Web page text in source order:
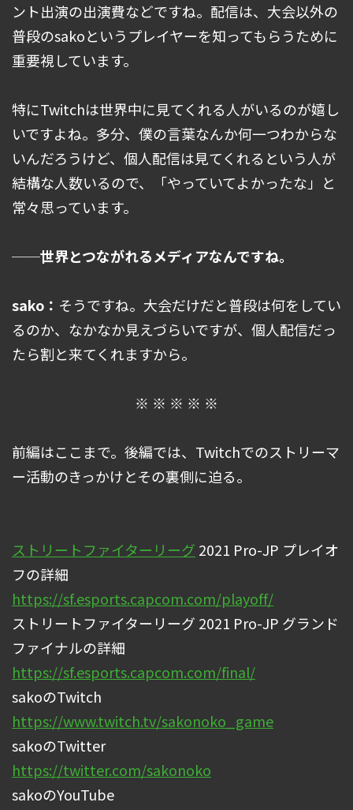
ント出演の出演費などですね。配信は、大会以外の
普段のsakoというプレイヤーを知ってもらうために
重要視しています。
特にTwitchは世界中に見てくれる人がいるのが嬉し
いですよね。多分、僕の言葉なんか何一つわからな
いんだろうけど、個人配信は見てくれるという人が
結構な人数いるので、「やっていてよかったな」と
常々思っています。
──世界とつながれるメディアなんですね。
sako： そうですね。大会だけだと普段は何をしてい
るのか、なかなか見えづらいですが、個人配信だっ
たら割と来てくれますから。
※ ※ ※ ※ ※
前編はここまで。後編では、Twitchでのストリーマ
ー活動のきっかけとその裏側に迫る。
ストリートファイターリーグ 2021 Pro-JP プレイオ
フの詳細
https://sf.esports.capcom.com/playoff/
ストリートファイターリーグ 2021 Pro-JP グランド
ファイナルの詳細
https://sf.esports.capcom.com/final/
sakoのTwitch
https://www.twitch.tv/sakonoko_game
sakoのTwitter
https://twitter.com/sakonoko
sakoのYouTube